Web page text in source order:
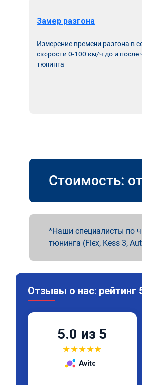
Замер разгона
Измерение времени разгона в
скорости 0-100 км/ч до и после
тюнинга
Стоимость: от
Наши специалисты по
тюнинга (Flex, Kess 3,
Отзывы о нас: рейтинг
5.0 из 5
★★★★★
Avito